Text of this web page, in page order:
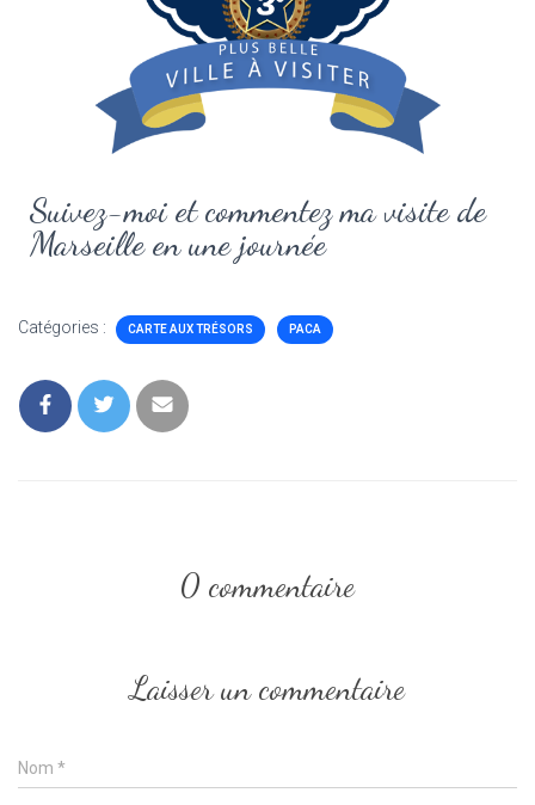
Suivez-moi et commentez ma visite de
Marseille en une journée
Catégories : CARTE AUX TRÉSORS PACA
0 commentaire
Laisser un commentaire
Nom *